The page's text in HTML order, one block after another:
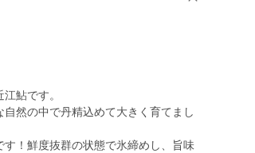
鮎です。
然の中で丹精込めて大きく育てまし
！鮮度抜群の状態で氷締めし、旨味